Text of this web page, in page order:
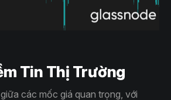
Tin Thị Trường
các mốc giá quan trọng, với